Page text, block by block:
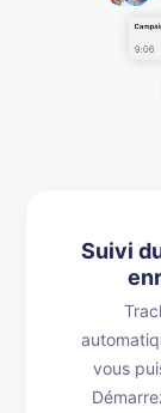
Suivi
vous